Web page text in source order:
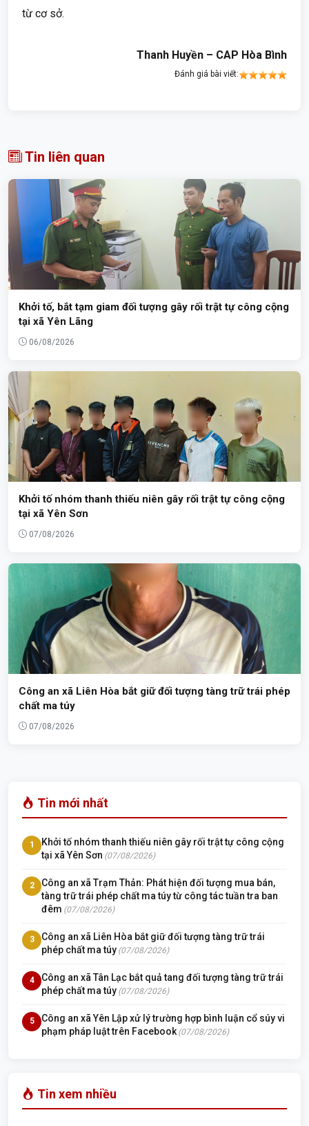
từ cơ sở.
Thanh Huyền – CAP Hòa Bình
Đánh giá bài viết:
Tin liên quan
Khởi tố, bắt tạm giam đối tượng gây rối trật tự công cộng
tại xã Yên Lãng
06/08/2026
Khởi tố nhóm thanh thiếu niên gây rối trật tự công cộng
tại xã Yên Sơn
07/08/2026
Công an xã Liên Hòa bắt giữ đối tượng tàng trữ trái phép
chất ma túy
07/08/2026
Tin mới nhất
1
Khởi tố nhóm thanh thiếu niên gây rối trật tự công cộng
tại xã Yên Sơn (07/08/2026)
2
Công an xã Trạm Thản: Phát hiện đối tượng mua bán,
tàng trữ trái phép chất ma túy từ công tác tuần tra ban
đêm (07/08/2026)
3
Công an xã Liên Hòa bắt giữ đối tượng tàng trữ trái
phép chất ma túy (07/08/2026)
4
Công an xã Tân Lạc bắt quả tang đối tượng tàng trữ trái
phép chất ma túy (07/08/2026)
5
Công an xã Yên Lập xử lý trường hợp bình luận cổ súy vi
phạm pháp luật trên Facebook (07/08/2026)
Tin xem nhiều